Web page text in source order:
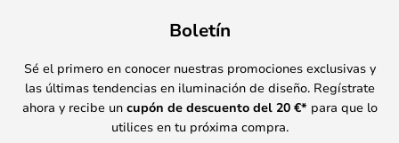
Boletín
Sé el primero en conocer nuestras promociones exclusivas y
las últimas tendencias en iluminación de diseño. Regístrate
ahora y recibe un cupón de descuento del 20 €* para que lo
utilices en tu próxima compra.